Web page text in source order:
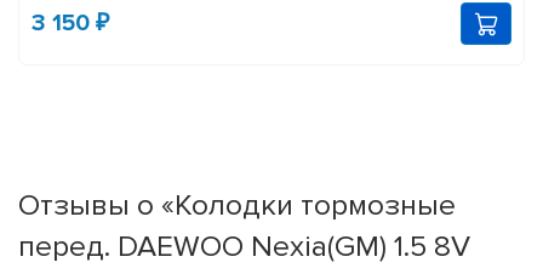
3 150 ₽
Отзывы о «Колодки тормозные
перед. DAEWOO Nexia(GM) 1.5 8V